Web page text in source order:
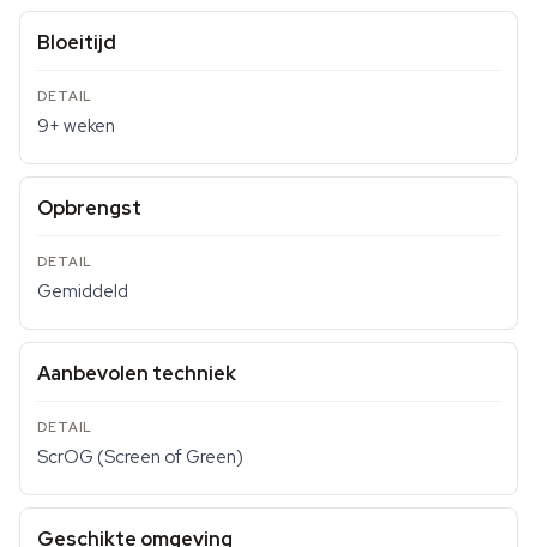
Bloeitijd
9+ weken
Opbrengst
Gemiddeld
Aanbevolen techniek
ScrOG (Screen of Green)
Geschikte omgeving